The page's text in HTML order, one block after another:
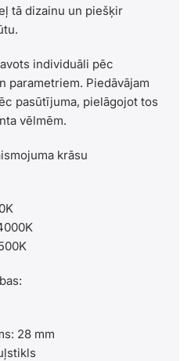
tā dizainu un piešķir
individuāli pēc
parametriem. Piedāvājam
pasūtījuma, pielāgojot tos
vēlmēm.
krāsu
28 mm